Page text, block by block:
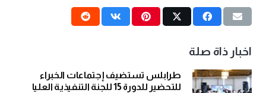
اخبار ذاة صلة
طرابلس تستضيف إجتماعات الخبراء
للتحضير للدورة 15 للجنة التنفيذية العليا